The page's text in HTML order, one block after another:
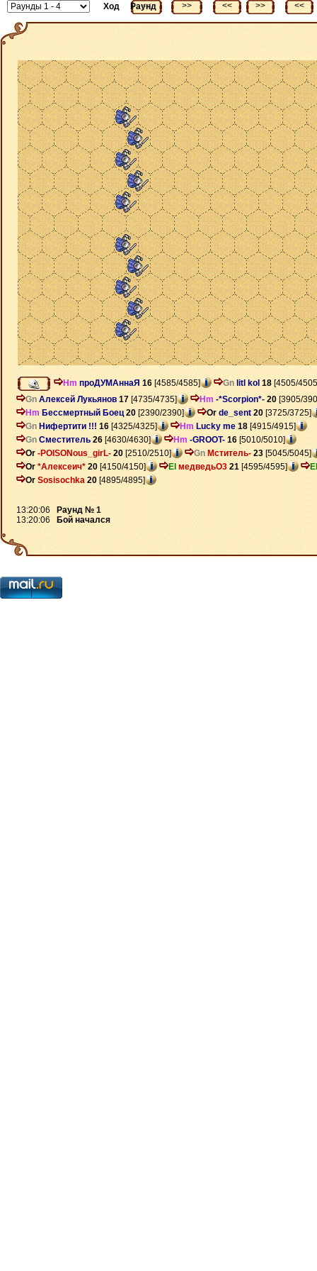
<< >> <<
Ход >> <<
Раунд
Hm проДУМАннаЯ 16 [4585/4585] Gn litl kol 18 [4505/
Gn Алексей Лукьянов 17 [4735/4735] Hm -*Scorpion*- 20 [3905/
Hm Бессмертный Боец 20 [2390/2390] Or de_sent 20 [3725/3725]
Gn Нифертити !!! 16 [4325/4325] Hm Lucky me 18 [4915/4915]
Gn Сместитель 26 [4630/4630] Hm -GROOT- 16 [5010/5010]
Or -POISONous_girL- 20 [2510/2510] Gn Мститель- 23 [5045/5045]
Or *Алексеич* 20 [4150/4150] El медведьО3 21 [4595/4595]
El
Or Sosisochka 20 [4895/4895]
13:20:06
Раунд № 1
13:20:06
Бой начался